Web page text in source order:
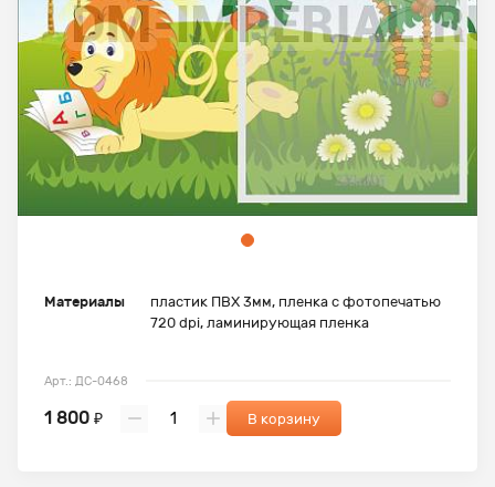
Материалы
пластик ПВХ 3мм, пленка с фотопечатью
720 dpi, ламинирующая пленка
Арт.: ДС-0468
1 800 ₽ В корзину